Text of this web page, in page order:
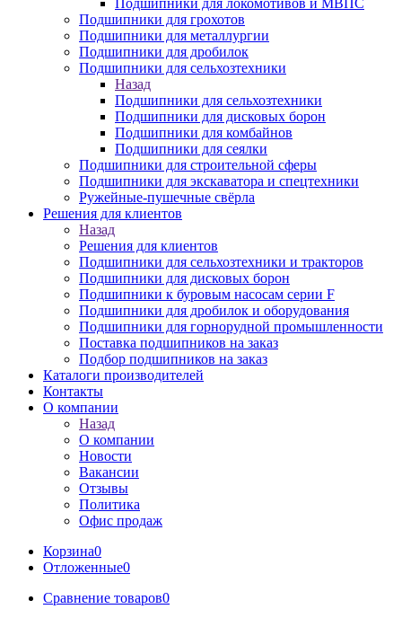
Подшипники для локомотивов и МВПС
Подшипники для грохотов
Подшипники для металлургии
Подшипники для дробилок
Подшипники для сельхозтехники
Назад
Подшипники для сельхозтехники
Подшипники для дисковых борон
Подшипники для комбайнов
Подшипники для сеялки
Подшипники для строительной сферы
Подшипники для экскаватора и спецтехники
Ружейные-пушечные свёрла
Решения для клиентов
Назад
Решения для клиентов
Подшипники для сельхозтехники и тракторов
Подшипники для дисковых борон
Подшипники к буровым насосам серии F
Подшипники для дробилок и оборудования
Подшипники для горнорудной промышленности
Поставка подшипников на заказ
Подбор подшипников на заказ
Каталоги производителей
Контакты
О компании
Назад
О компании
Новости
Вакансии
Отзывы
Политика
Офис продаж
Корзина0
Отложенные0
Сравнение товаров0